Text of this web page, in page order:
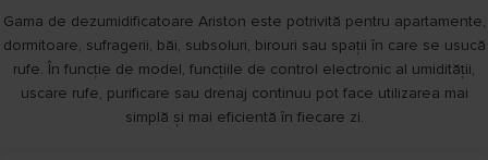
Gama de dezumidificatoare Ariston este potrivită pentru apartamente,
dormitoare, sufragerii, băi, subsoluri, birouri sau spații în care se usucă
rufe. În funcție de model, funcțiile de control electronic al umidității,
uscare rufe, purificare sau drenaj continuu pot face utilizarea mai
simplă și mai eficientă în fiecare zi.